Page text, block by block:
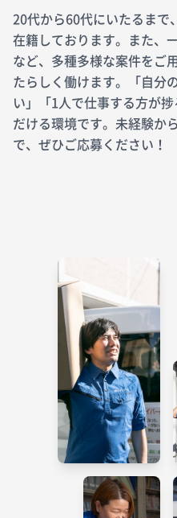
20代から60代にいたるまで
在籍しております。また、
など、多種多様な案件をご
たらしく働けます。「自分
い」「1人で仕事する方が
だける環境です。未経験か
で、ぜひご応募ください！